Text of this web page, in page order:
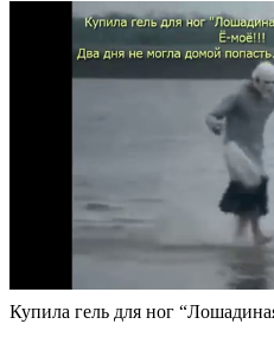
Купила гель для ног